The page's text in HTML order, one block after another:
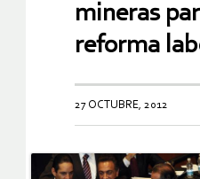
mineras
reforma
27 OCTUBRE, 2012